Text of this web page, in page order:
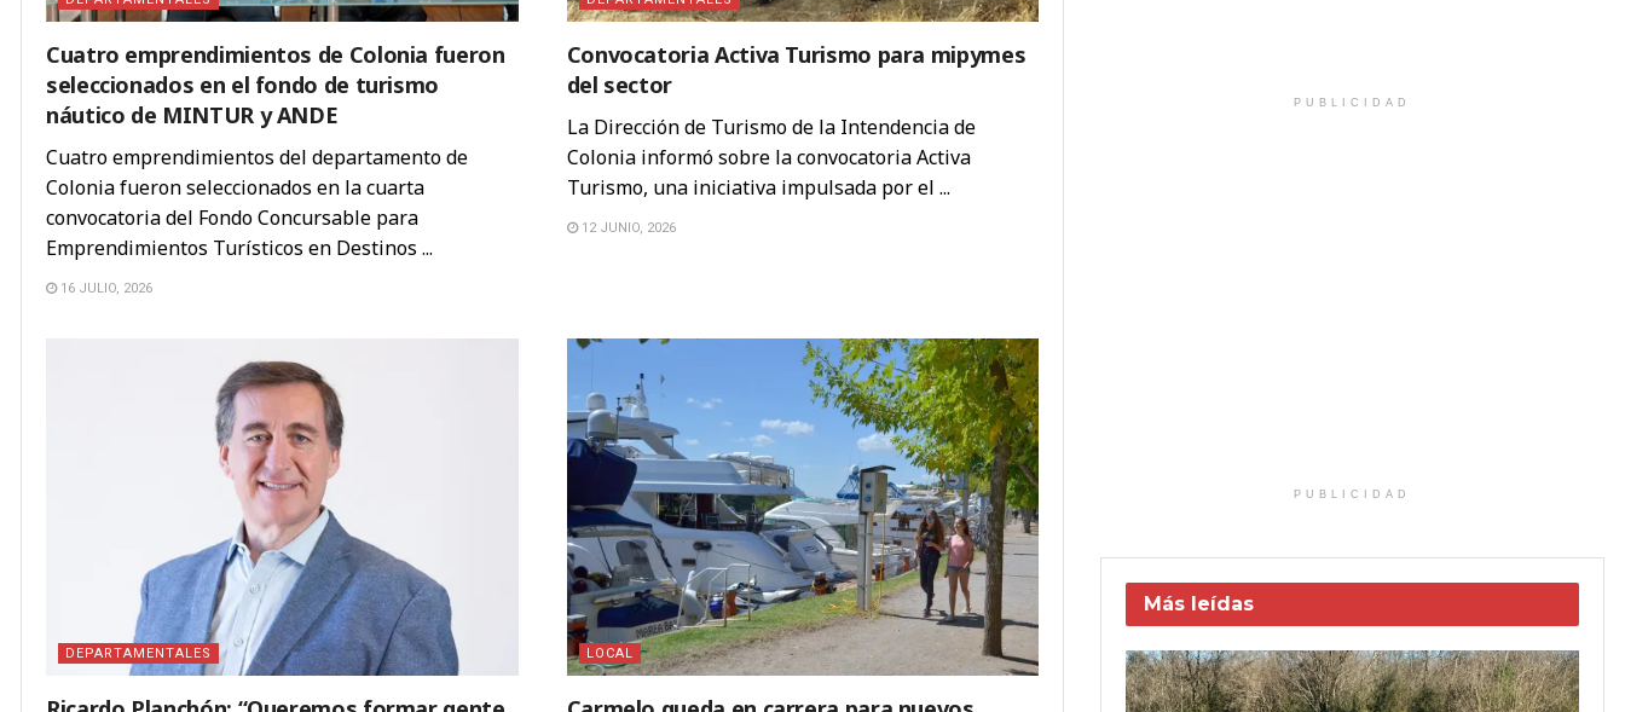
Cuatro emprendimientos de Colonia fueron
seleccionados en el fondo de turismo
náutico de MINTUR y ANDE
Cuatro emprendimientos del departamento de
Colonia fueron seleccionados en la cuarta
convocatoria del Fondo Concursable para
Emprendimientos Turísticos en Destinos ...
16 JULIO, 2026
Convocatoria Activa Turismo para mipymes
del sector
La Dirección de Turismo de la Intendencia de
Colonia informó sobre la convocatoria Activa
Turismo, una iniciativa impulsada por el ...
12 JUNIO, 2026
DEPARTAMENTALES LOCAL
PUBLICIDAD
PUBLICIDAD
Más leídas